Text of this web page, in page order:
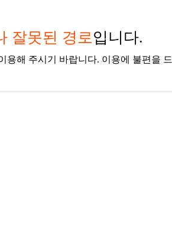
잘못된 경로입니다.
용해 주시기 바랍니다. 이용에 불편을 드